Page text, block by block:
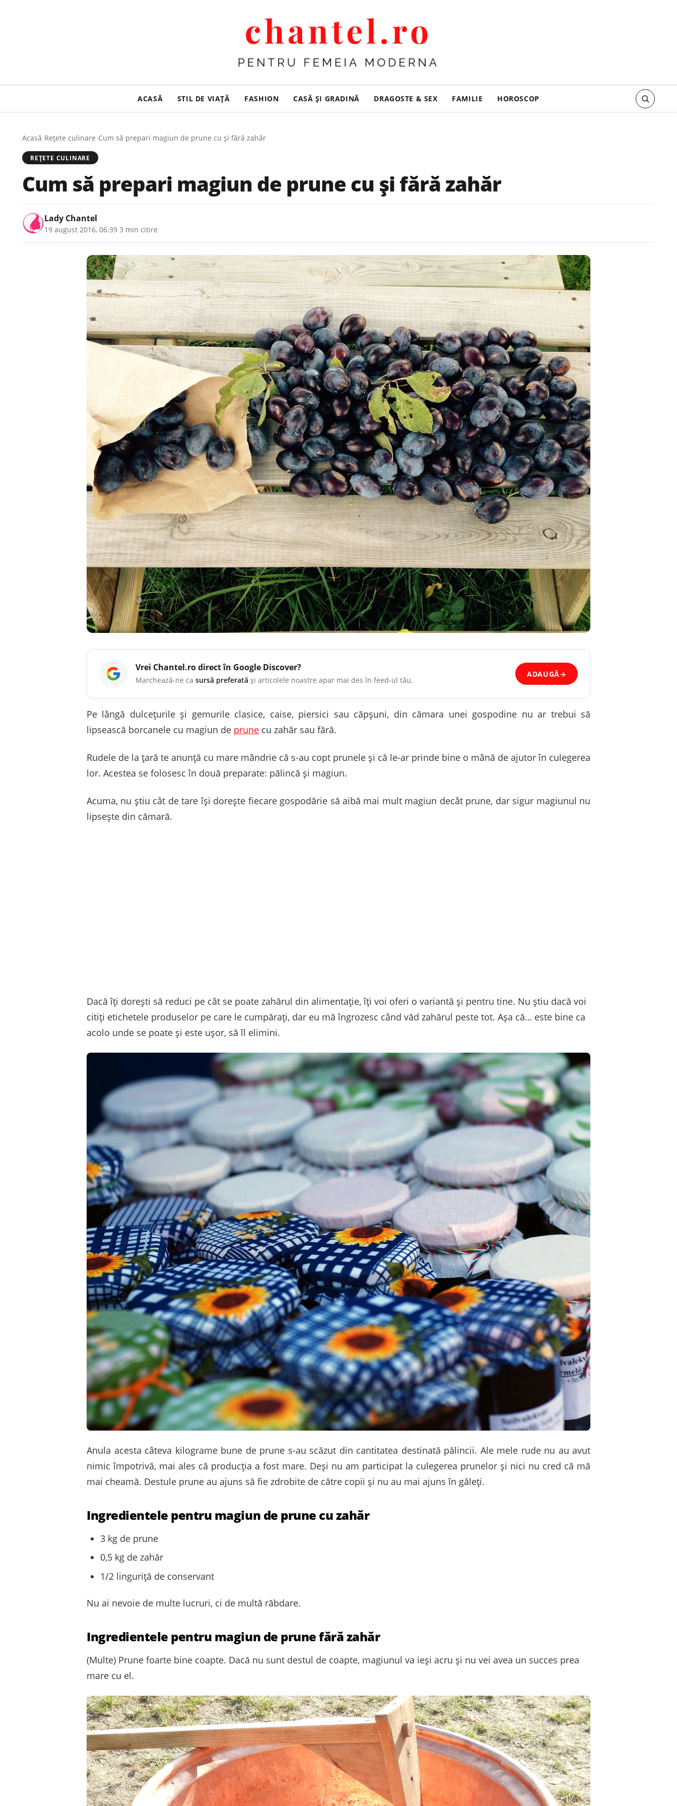
ACASĂ STIL DE VIAȚĂ FASHION CASĂ ŞI GRADINĂ DRAGOSTE & SEX FAMILIE HOROSCOP
Acasă/Rețete culinare/Cum să prepari magiun de prune cu și fără zahăr
REȚETE CULINARE
Cum să prepari magiun de prune cu și fără zahăr
Lady Chantel
19 august 2016, 06:39 3 min citire
Vrei Chantel.rodirect în Google Discover?
Marchează-ne ca sursă preferată și articolele noastre apar mai des în feed-ul tău.
ADAUGĂ→
Pe lângă dulceţurile şi gemurile clasice, caise, piersici sau căpşuni, din cămara unei gospodine nu ar trebui să
lipsească borcanele cu magiun de prune cu zahăr sau fără.
Rudele de la ţară te anunţă cu mare mândrie că s-au copt prunele şi că le-ar prinde bine o mână de ajutor în culegerea
lor. Acestea se folosesc în două preparate: pălincă şi magiun.
Acuma, nu ştiu cât de tare îşi doreşte fiecare gospodărie să aibă mai mult magiun decât prune, dar sigur magiunul nu
lipseşte din cămară.
Dacă îți dorești să reduci pe cât se poate zahărul din alimentație, îți voi oferi o variantă și pentru tine. Nu știu dacă voi
citiți etichetele produselor pe care le cumpărați, dar eu mă îngrozesc când văd zahărul peste tot. Așa că… este bine ca
acolo unde se poate și este ușor, să îl elimini.
Anula acesta câteva kilograme bune de prune s-au scăzut din cantitatea destinată pălincii. Ale mele rude nu au avut
nimic împotrivă, mai ales că producţia a fost mare. Deşi nu am participat la culegerea prunelor şi nici nu cred că mă
mai cheamă. Destule prune au ajuns să fie zdrobite de către copii şi nu au mai ajuns în găleţi.
Ingredientele pentru magiun de prune cu zahăr
3 kg de prune
0,5 kg de zahăr
1/2 linguriţă de conservant
Nu ai nevoie de multe lucruri, ci de multă răbdare.
Ingredientele pentru magiun de prune fără zahăr
(Multe) Prune foarte bine coapte. Dacă nu sunt destul de coapte, magiunul va ieși acru și nu vei avea un succes prea
mare cu el.